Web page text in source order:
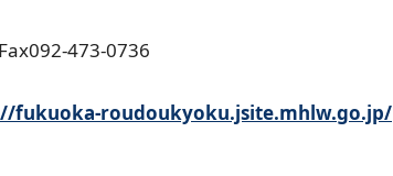
473-0736
fukuoka-roudoukyoku.jsite.mhlw.go.jp/